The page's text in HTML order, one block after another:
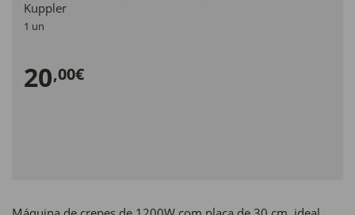
Kuppler
1 un
20,00€